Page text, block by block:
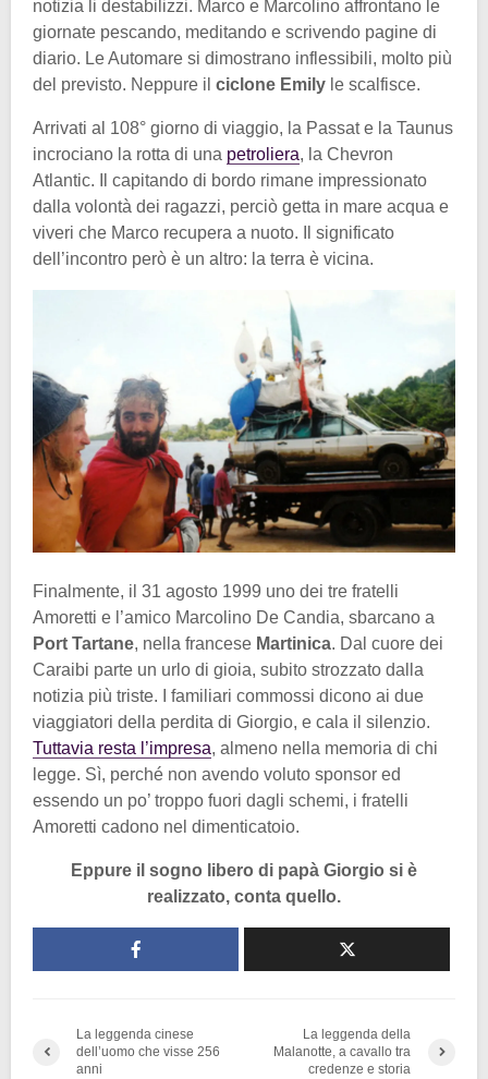
notizia li destabilizzi. Marco e Marcolino affrontano le
giornate pescando, meditando e scrivendo pagine di
diario. Le Automare si dimostrano inflessibili, molto più
del previsto. Neppure il ciclone Emily le scalfisce.
Arrivati al 108° giorno di viaggio, la Passat e la Taunus
incrociano la rotta di una petroliera, la Chevron
Atlantic. Il capitando di bordo rimane impressionato
dalla volontà dei ragazzi, perciò getta in mare acqua e
viveri che Marco recupera a nuoto. Il significato
dell’incontro però è un altro: la terra è vicina.
Finalmente, il 31 agosto 1999 uno dei tre fratelli
Amoretti e l’amico Marcolino De Candia, sbarcano a
Port Tartane, nella francese Martinica. Dal cuore dei
Caraibi parte un urlo di gioia, subito strozzato dalla
notizia più triste. I familiari commossi dicono ai due
viaggiatori della perdita di Giorgio, e cala il silenzio.
Tuttavia resta l’impresa, almeno nella memoria di chi
legge. Sì, perché non avendo voluto sponsor ed
essendo un po’ troppo fuori dagli schemi, i fratelli
Amoretti cadono nel dimenticatoio.
Eppure il sogno libero di papà Giorgio si è
realizzato, conta quello.
La leggenda cinese
dell’uomo che visse 256
anni
La leggenda della
Malanotte, a cavallo tra
credenze e storia